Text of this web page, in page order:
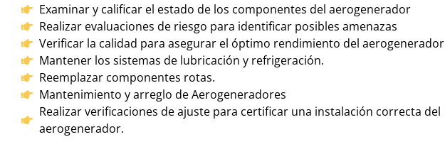
Examinar y calificar el estado de los componentes del aerogenerador
Realizar evaluaciones de riesgo para identificar posibles amenazas
Verificar la calidad para asegurar el óptimo rendimiento del aerogenerador
Mantener los sistemas de lubricación y refrigeración.
Reemplazar componentes rotas.
Mantenimiento y arreglo de Aerogeneradores
Realizar verificaciones de ajuste para certificar una instalación correcta del
aerogenerador.